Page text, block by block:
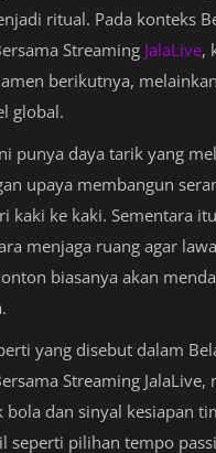
ritual. Pada konteks
Streaming JalaLive,
berikutnya,
global.
punya daya tarik yang
upaya membangun
ke kaki. Sementara
menjaga ruang agar
biasanya akan
yang disebut dalam
Streaming JalaLive,
dan sinyal kesiapan
seperti pilihan tempo